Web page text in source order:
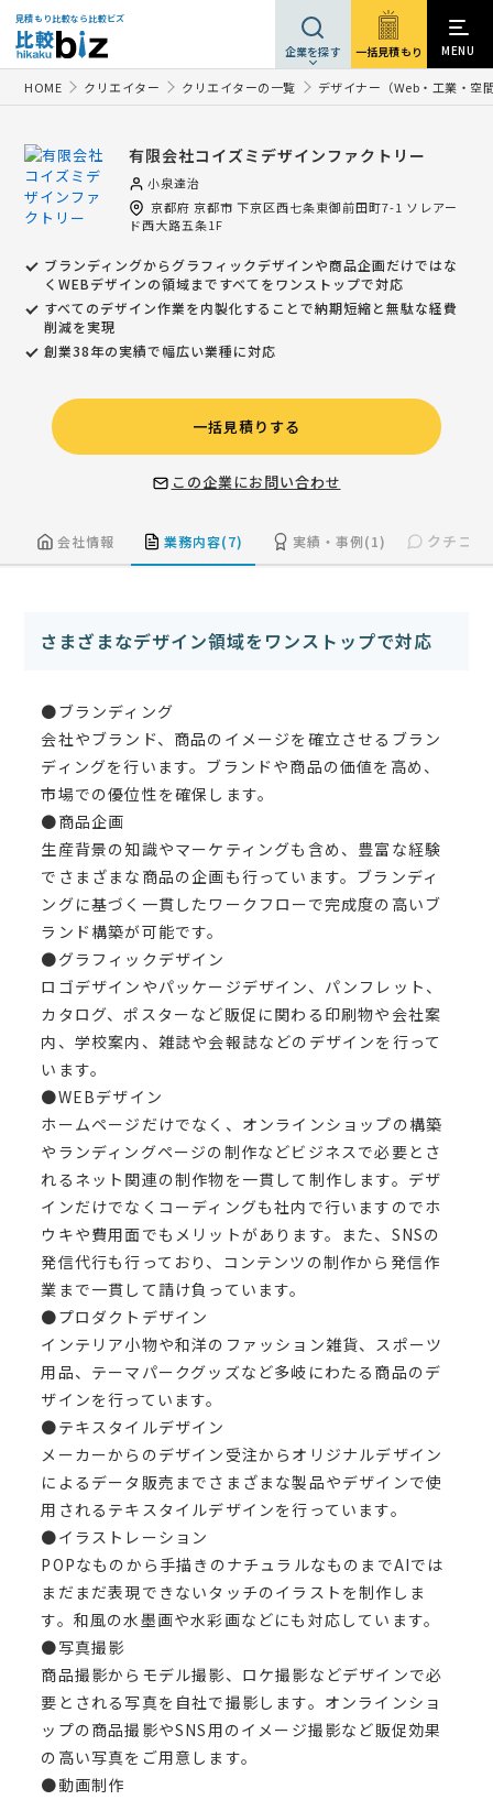
見積もり比較なら比較ビズ
企業を探す 一括見積もり MENU
HOME クリエイター クリエイターの一覧 デザイナー（Web・工業・空
有限会社コイズミデザインファクトリー
小泉達治
京都府 京都市 下京区西七条東御前田町7-1 ソレアー
ド西大路五条1F
ブランディングからグラフィックデザインや商品企画だけではな
くWEBデザインの領域まですべてをワンストップで対応
すべてのデザイン作業を内製化することで納期短縮と無駄な経費
削減を実現
創業38年の実績で幅広い業種に対応
一括見積りする
この企業にお問い合わせ
会社情報 業務内容(7) 実績・事例(1) クチコ
さまざまなデザイン領域をワンストップで対応
●ブランディング
会社やブランド、商品のイメージを確立させるブラン
ディングを行います。ブランドや商品の価値を高め、
市場での優位性を確保します。
●商品企画
生産背景の知識やマーケティングも含め、豊富な経験
でさまざまな商品の企画も行っています。ブランディ
ングに基づく一貫したワークフローで完成度の高いブ
ランド構築が可能です。
●グラフィックデザイン
ロゴデザインやパッケージデザイン、パンフレット、
カタログ、ポスターなど販促に関わる印刷物や会社案
内、学校案内、雑誌や会報誌などのデザインを行って
います。
●WEBデザイン
ホームページだけでなく、オンラインショップの構築
やランディングページの制作などビジネスで必要とさ
れるネット関連の制作物を一貫して制作します。デザ
インだけでなくコーディングも社内で行いますのでホ
ウキや費用面でもメリットがあります。また、SNSの
発信代行も行っており、コンテンツの制作から発信作
業まで一貫して請け負っています。
●プロダクトデザイン
インテリア小物や和洋のファッション雑貨、スポーツ
用品、テーマパークグッズなど多岐にわたる商品のデ
ザインを行っています。
●テキスタイルデザイン
メーカーからのデザイン受注からオリジナルデザイン
によるデータ販売までさまざまな製品やデザインで使
用されるテキスタイルデザインを行っています。
●イラストレーション
POPなものから手描きのナチュラルなものまでAIでは
まだまだ表現できないタッチのイラストを制作しま
す。和風の水墨画や水彩画などにも対応しています。
●写真撮影
商品撮影からモデル撮影、ロケ撮影などデザインで必
要とされる写真を自社で撮影します。オンラインショ
ップの商品撮影やSNS用のイメージ撮影など販促効果
の高い写真をご用意します。
●動画制作